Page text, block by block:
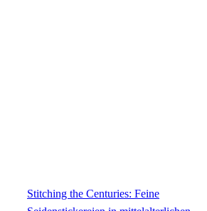
Stitching the Centuries: Feine